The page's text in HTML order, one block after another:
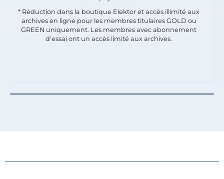
* Réduction dans la boutique Elektor et accès illimité aux
archives en ligne pour les membres titulaires GOLD ou
GREEN uniquement. Les membres avec abonnement
d'essai ont un accès limité aux archives.